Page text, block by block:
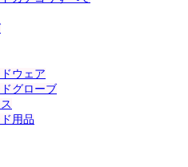
ウェア
グローブ
用品